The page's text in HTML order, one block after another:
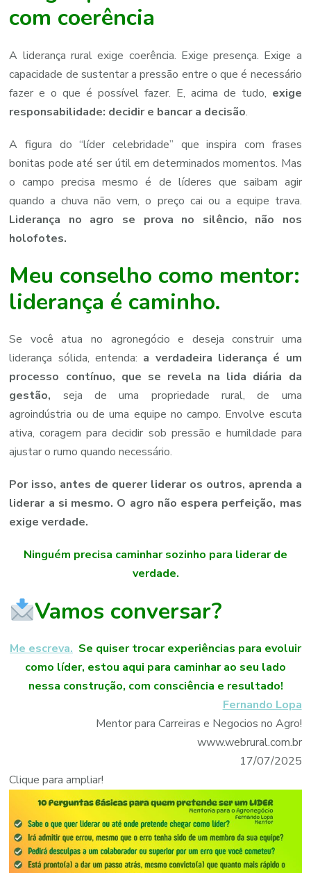
com coerência
A liderança rural exige coerência. Exige presença. Exige a
capacidade de sustentar a pressão entre o que é necessário
fazer e o que é possível fazer. E, acima de tudo, exige
responsabilidade: decidir e bancar a decisão.
A figura do “líder celebridade” que inspira com frases
bonitas pode até ser útil em determinados momentos. Mas
o campo precisa mesmo é de líderes que saibam agir
quando a chuva não vem, o preço cai ou a equipe trava.
Liderança no agro se prova no silêncio, não nos
holofotes.
Meu conselho como mentor:
liderança é caminho.
Se você atua no agronegócio e deseja construir uma
liderança sólida, entenda: a verdadeira liderança é um
processo contínuo, que se revela na lida diária da
gestão, seja de uma propriedade rural, de uma
agroindústria ou de uma equipe no campo. Envolve escuta
ativa, coragem para decidir sob pressão e humildade para
ajustar o rumo quando necessário.
Por isso, antes de querer liderar os outros, aprenda a
liderar a si mesmo. O agro não espera perfeição, mas
exige verdade.
Ninguém precisa caminhar sozinho para liderar de
verdade.
Vamos conversar?
Me escreva. Se quiser trocar experiências para evoluir
como líder, estou aqui para caminhar ao seu lado
nessa construção, com consciência e resultado!
Fernando Lopa
Mentor para Carreiras e Negocios no Agro!
www.webrural.com.br
17/07/2025
Clique para ampliar!